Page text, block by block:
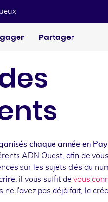
Partager
chaque année en
ADN Ouest, afin de
sur les sujets clés du
, il vous suffit de vous
ne l'avez pas déjà fait, la